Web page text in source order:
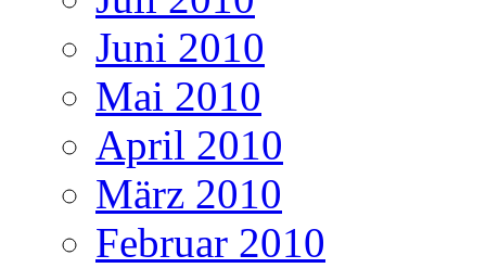
Juni 2010
Mai 2010
April 2010
März 2010
Februar 2010